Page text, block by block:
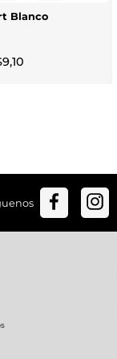
Blanco
9,10